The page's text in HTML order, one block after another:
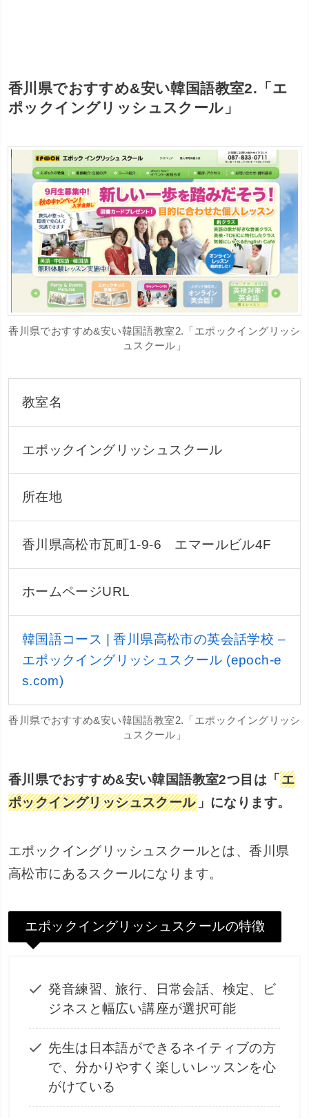
香川県でおすすめ&安い韓国語教室2.「エ
ポックイングリッシュスクール」
香川県でおすすめ&安い韓国語教室2.「エポックイングリッシ
ュスクール」
教室名
エポックイングリッシュスクール
所在地
香川県高松市瓦町1-9-6 エマールビル4F
ホームページURL
韓国語コース | 香川県高松市の英会話学校 –
エポックイングリッシュスクール (epoch-e
s.com)
香川県でおすすめ&安い韓国語教室2.「エポックイングリッシ
ュスクール」
香川県でおすすめ&安い韓国語教室2つ目は「エ
ポックイングリッシュスクール」になります。
エポックイングリッシュスクールとは、香川県
高松市にあるスクールになります。
エポックイングリッシュスクールの特徴
発音練習、旅行、日常会話、検定、ビ
ジネスと幅広い講座が選択可能
先生は日本語ができるネイティブの方
で、分かりやすく楽しいレッスンを心
がけている